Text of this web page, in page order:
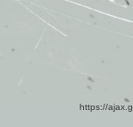
https://